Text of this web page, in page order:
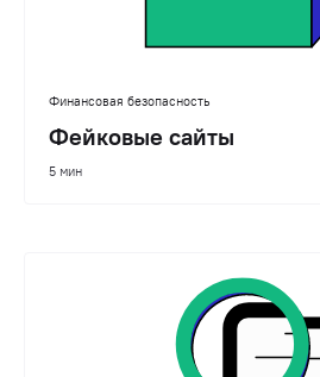
Финансовая безопасность
Фейковые сайты
5 мин